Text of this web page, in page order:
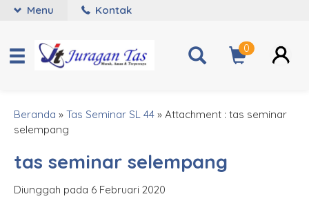
Menu Kontak
0
Beranda » Tas Seminar SL 44 » Attachment : tas seminar
selempang
tas seminar selempang
Diunggah pada 6 Februari 2020